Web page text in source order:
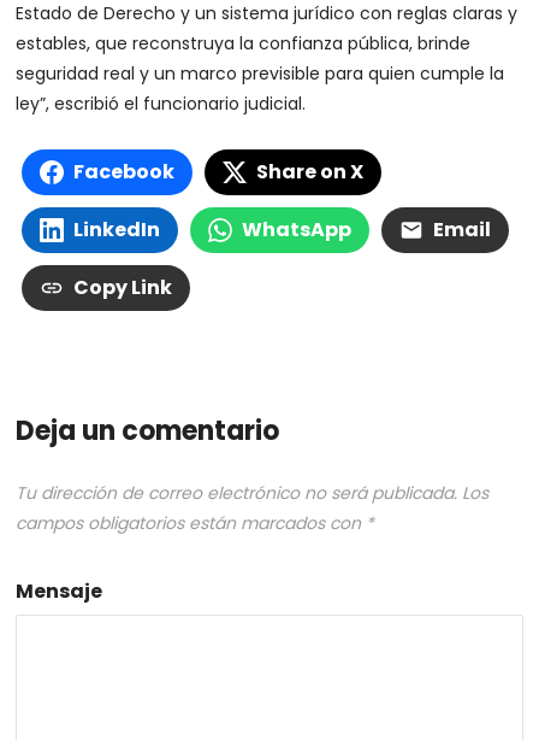
Estado de Derecho y un sistema jurídico con reglas claras y
estables, que reconstruya la confianza pública, brinde
seguridad real y un marco previsible para quien cumple la
ley”, escribió el funcionario judicial.
Facebook Share on X
LinkedIn WhatsApp Email
Copy Link
Deja un comentario
Tu dirección de correo electrónico no será publicada. Los
campos obligatorios están marcados con *
Mensaje